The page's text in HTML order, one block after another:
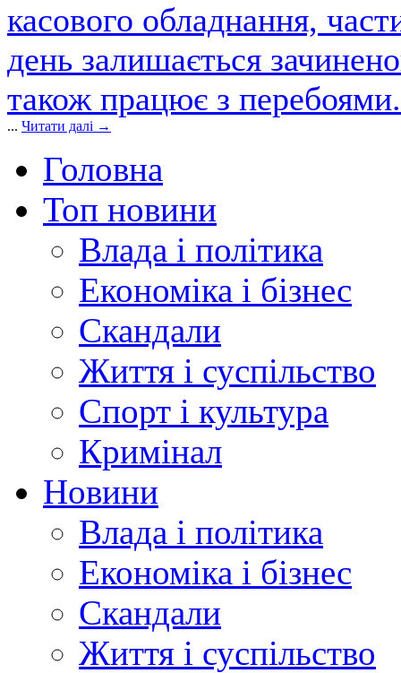
касового обладнання,
день залишається
також працює з
... Читати далі →
Головна
Топ новини
Влада і політика
Економіка і бізнес
Скандали
Життя і суспільство
Спорт і культура
Кримінал
Новини
Влада і політика
Економіка і бізнес
Скандали
Життя і суспільство